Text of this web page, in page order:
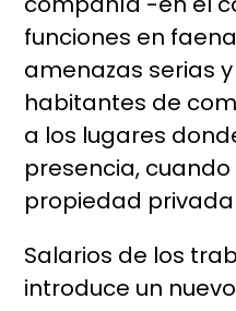
funciones en
amenazas serias
habitantes de
a los lugares
presencia,
propiedad
Salarios de los
introduce un